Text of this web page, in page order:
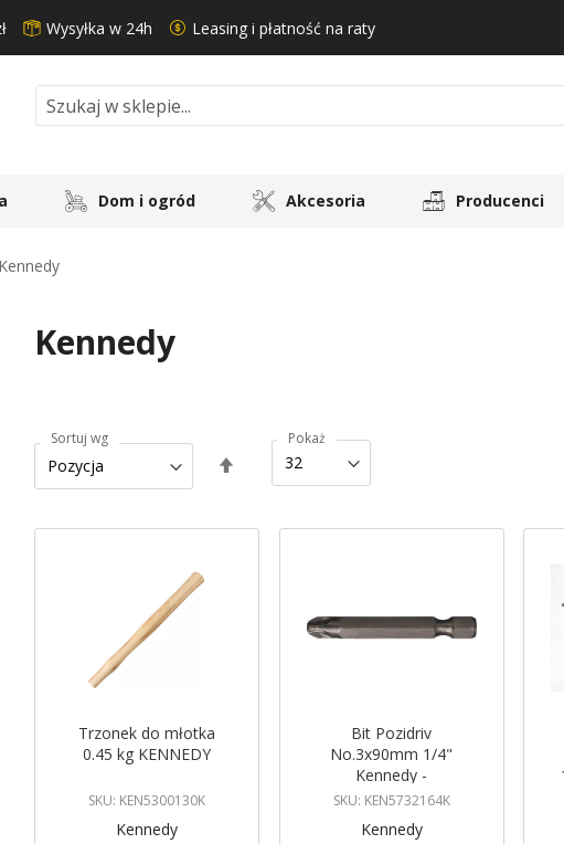
Wysyłka w 24h Leasing i płatność na raty
Search
Dom i ogród Akcesoria Producenci
Kennedy
Kennedy
Sortuj wg
kierunek
Pokaż
Trzonek do młotka
0.45 kg KENNEDY
SKU: KEN5300130K
Kennedy
Bit Pozidriv
No.3x90mm 1/4"
Kennedy -
KEN5732164K
SKU: KEN5732164K
Kennedy